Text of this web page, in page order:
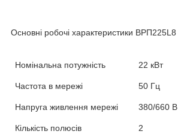
Основні робочі характеристики ВРП225L8
Номінальна потужність 22 кВт
Частота в мережі 50 Гц
Напруга живлення мережі 380/660 В
Кількість полюсів 2